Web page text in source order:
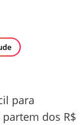
para
dos R$